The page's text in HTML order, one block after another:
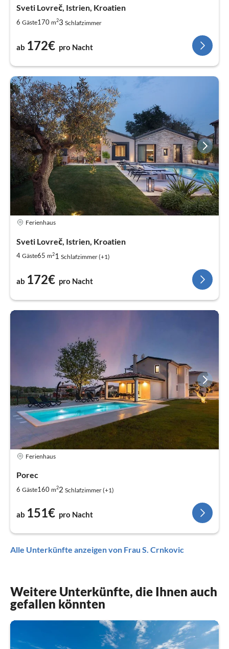
Sveti Lovreč, Istrien, Kroatien
6 Gäste170 m23 Schlafzimmer
ab 172€ pro Nacht
Ferienhaus
Sveti Lovreč, Istrien, Kroatien
4 Gäste65 m21 Schlafzimmer (+1)
ab 172€ pro Nacht
Ferienhaus
Porec
6 Gäste160 m22 Schlafzimmer (+1)
ab 151€ pro Nacht
Alle Unterkünfte anzeigen von Frau S. Crnkovic
Weitere Unterkünfte, die Ihnen auch
gefallen könnten